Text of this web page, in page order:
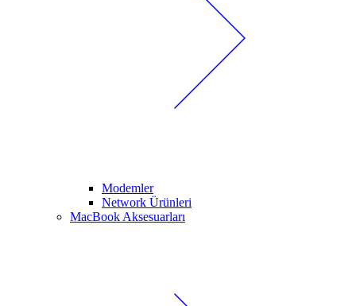
Modemler
Network Ürünleri
MacBook Aksesuarları